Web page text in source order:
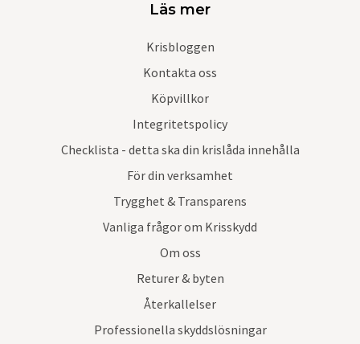
Läs mer
Krisbloggen
Kontakta oss
Köpvillkor
Integritetspolicy
Checklista - detta ska din krislåda innehålla
För din verksamhet
Trygghet & Transparens
Vanliga frågor om Krisskydd
Om oss
Returer & byten
Återkallelser
Professionella skyddslösningar